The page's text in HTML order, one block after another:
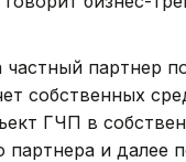
частный партнер
собственных
ГЧП в
партнера и далее